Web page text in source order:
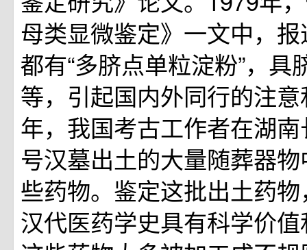
母类显微鉴定》一文中，
都有“多脐点单粒淀粉”，
等，引起国内外同行的注
年，我国考古工作者在湖
号汉墓出土的大量随葬器
些药物。鉴定这批出土药
汉代医药学史具有科学价